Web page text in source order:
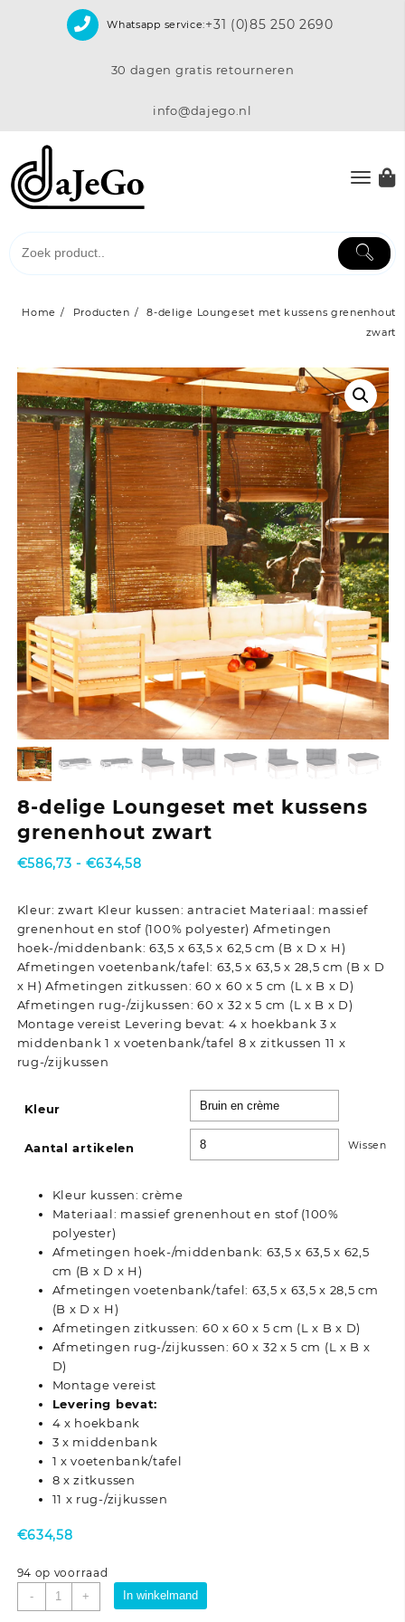
Whatsapp service:+31 (0)85 250 2690
30 dagen gratis retourneren
info@dajego.nl
Home Producten
8-delige Loungeset met kussens grenenhout
zwart
8-delige Loungeset met kussens
grenenhout zwart
€586,73 - €634,58Prijsklasse:
€634,58
Kleur: zwart Kleur kussen: antraciet Materiaal: massief
grenenhout en stof (100% polyester) Afmetingen
hoek-/middenbank: 63,5 x 63,5 x 62,5 cm (B x D x H)
Afmetingen voetenbank/tafel: 63,5 x 63,5 x 28,5 cm (B x D
x H) Afmetingen zitkussen: 60 x 60 x 5 cm (L x B x D)
Afmetingen rug-/zijkussen: 60 x 32 x 5 cm (L x B x D)
Montage vereist Levering bevat: 4 x hoekbank 3 x
middenbank 1 x voetenbank/tafel 8 x zitkussen 11 x
rug-/zijkussen
Kleur
Aantal artikelen Wissen
Kleur kussen: crème
Materiaal: massief grenenhout en stof (100%
polyester)
Afmetingen hoek-/middenbank: 63,5 x 63,5 x 62,5
cm (B x D x H)
Afmetingen voetenbank/tafel: 63,5 x 63,5 x 28,5 cm
(B x D x H)
Afmetingen zitkussen: 60 x 60 x 5 cm (L x B x D)
Afmetingen rug-/zijkussen: 60 x 32 x 5 cm (L x B x
D)
Montage vereist
Levering bevat:
4 x hoekbank
3 x middenbank
1 x voetenbank/tafel
8 x zitkussen
11 x rug-/zijkussen
€634,58
94 op voorraad
-
8-
delige
+ In winkelmand